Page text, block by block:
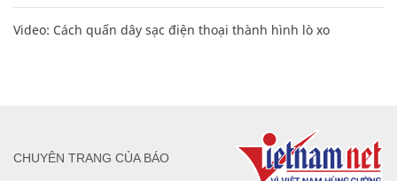
Video: Cách quấn dây sạc điện thoại thành hình lò xo
CHUYÊN TRANG CỦA BÁO